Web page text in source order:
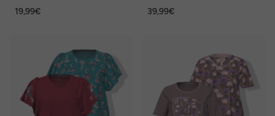
19,99€ 39,99€